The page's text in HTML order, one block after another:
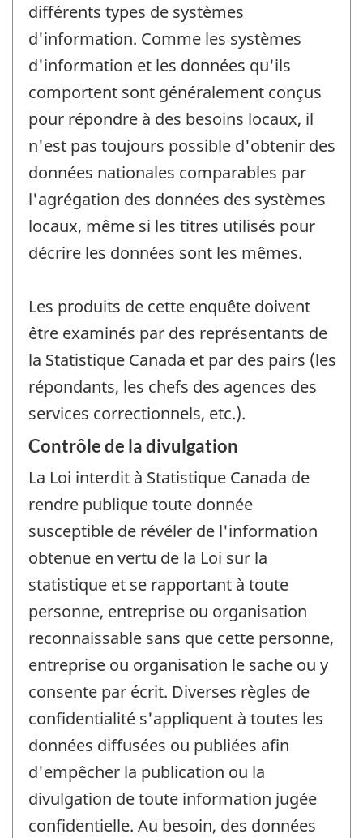
différents types de systèmes
d'information. Comme les systèmes
d'information et les données qu'ils
comportent sont généralement conçus
pour répondre à des besoins locaux, il
n'est pas toujours possible d'obtenir des
données nationales comparables par
l'agrégation des données des systèmes
locaux, même si les titres utilisés pour
décrire les données sont les mêmes.
Les produits de cette enquête doivent
être examinés par des représentants de
la Statistique Canada et par des pairs (les
répondants, les chefs des agences des
services correctionnels, etc.).
Contrôle de la divulgation
La Loi interdit à Statistique Canada de
rendre publique toute donnée
susceptible de révéler de l'information
obtenue en vertu de la Loi sur la
statistique et se rapportant à toute
personne, entreprise ou organisation
reconnaissable sans que cette personne,
entreprise ou organisation le sache ou y
consente par écrit. Diverses règles de
confidentialité s'appliquent à toutes les
données diffusées ou publiées afin
d'empêcher la publication ou la
divulgation de toute information jugée
confidentielle. Au besoin, des données